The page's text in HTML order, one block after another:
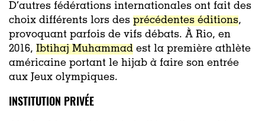
D’autres fédérations internationales ont fait des
choix différents lors des précédentes éditions,
provoquant parfois de vifs débats. À Rio, en
2016, Ibtihaj Muhammad est la première athlète
américaine portant le hijab à faire son entrée
aux Jeux olympiques.
INSTITUTION PRIVÉE